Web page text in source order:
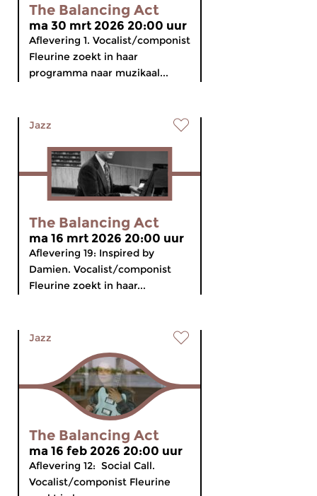
The Balancing Act
ma 30 mrt 2026 20:00 uur
Aflevering 1. Vocalist/componist
Fleurine zoekt in haar
programma naar muzikaal...
Jazz
The Balancing Act
ma 16 mrt 2026 20:00 uur
Aflevering 19: Inspired by
Damien. Vocalist/componist
Fleurine zoekt in haar...
Jazz
The Balancing Act
ma 16 feb 2026 20:00 uur
Aflevering 12: Social Call.
Vocalist/componist Fleurine